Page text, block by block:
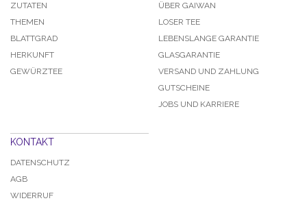
ZUTATEN
THEMEN
BLATTGRAD
HERKUNFT
GEWÜRZTEE
ÜBER GAIWAN
LOSER TEE
LEBENSLANGE GARANTIE
GLASGARANTIE
VERSAND UND ZAHLUNG
GUTSCHEINE
JOBS UND KARRIERE
KONTAKT
DATENSCHUTZ
AGB
WIDERRUF